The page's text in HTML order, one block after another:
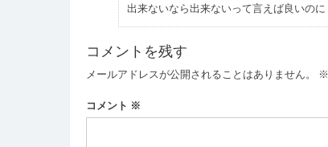
出来ないなら出来ないって言えば良いのに
コメントを残す
メールアドレスが公開されることはありません。 ※
コメント ※